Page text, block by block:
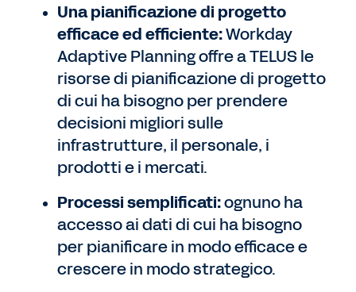
Una pianificazione di progetto
efficace ed efficiente:Workday
Adaptive Planning offre a TELUS le
risorse di pianificazione di progetto
di cui ha bisogno per prendere
decisioni migliori sulle
infrastrutture, il personale, i
prodotti e i mercati.
Processi semplificati:ognuno ha
accesso ai dati di cui ha bisogno
per pianificare in modo efficace e
crescere in modo strategico.